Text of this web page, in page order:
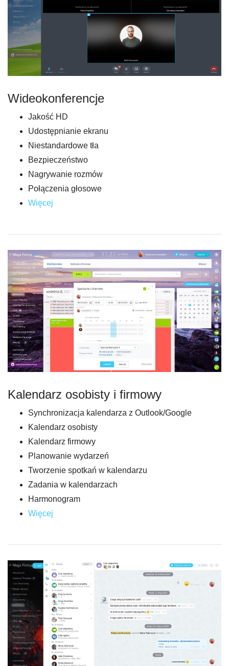
Wideokonferencje
Jakość HD
Udostępnianie ekranu
Niestandardowe tła
Bezpieczeństwo
Nagrywanie rozmów
Połączenia głosowe
Więcej
Kalendarz osobisty i firmowy
Synchronizacja kalendarza z Outlook/Google
Kalendarz osobisty
Kalendarz firmowy
Planowanie wydarzeń
Tworzenie spotkań w kalendarzu
Zadania w kalendarzach
Harmonogram
Więcej